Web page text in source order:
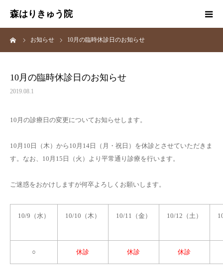
森はりきゅう院
お知らせ 10月の臨時休診日のお知らせ
10月の臨時休診日のお知らせ
2019.08.1
10月の診療日の変更についてお知らせします。
10月10日（木）から10月14日（月・祝日）を休診とさせていただきま
す。なお、10月15日（火）より平常通り診療を行います。
ご迷惑をおかけしますが何卒よろしくお願いします。
10/9（水） 10/10（木） 10/11（金） 10/12（土）
○ 休診 休診 休診
トップページ
スタッフ紹介
漢方薬店
リンク集